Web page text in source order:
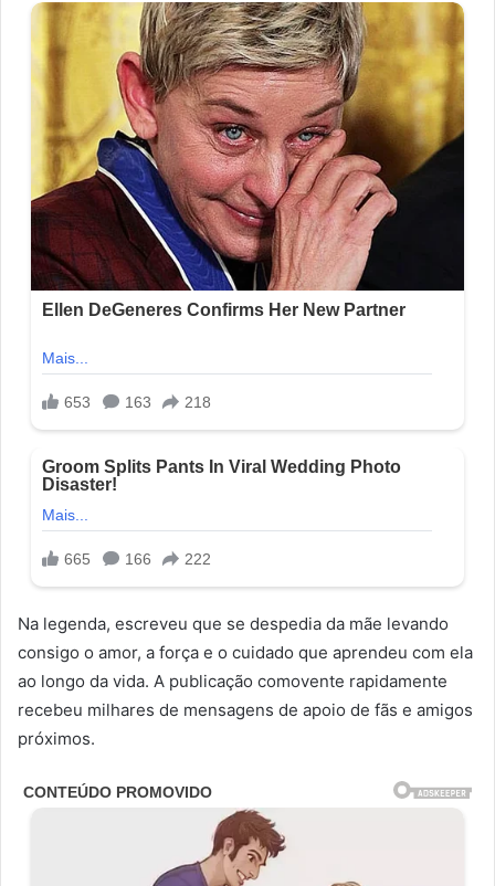
Na legenda, escreveu que se despedia da mãe levando
consigo o amor, a força e o cuidado que aprendeu com ela
ao longo da vida. A publicação comovente rapidamente
recebeu milhares de mensagens de apoio de fãs e amigos
próximos.